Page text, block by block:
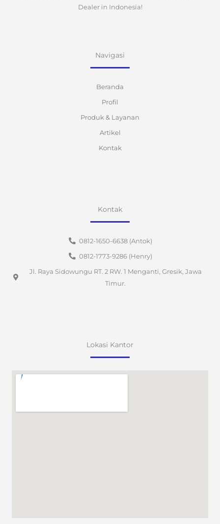
Dealer in Indonesia!
Navigasi
Beranda
Profil
Produk & Layanan
Artikel
Kontak
Kontak
0812-1650-6638 (Antok)
0812-1773-9286 (Henry)
Jl. Raya Sidowungu RT. 2 RW. 1 Menganti, Gresik, Jawa
Timur.
Lokasi Kantor